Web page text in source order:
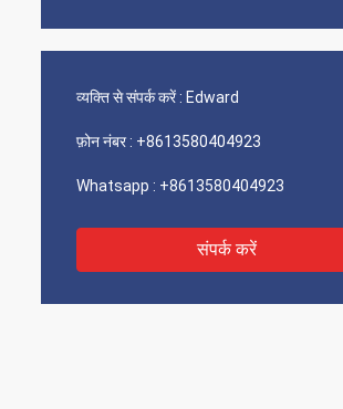
व्यक्ति से संपर्क करें : Edward
फ़ोन नंबर : +8613580404923
Whatsapp : +8613580404923
संपर्क करें